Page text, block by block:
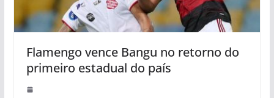
Flamengo vence Bangu no retorno do
primeiro estadual do país